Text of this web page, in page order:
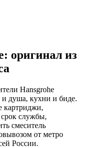
оригинал из
Hansgrohe
душа, кухни и биде.
картриджи,
службы,
смеситель
от метро
России.